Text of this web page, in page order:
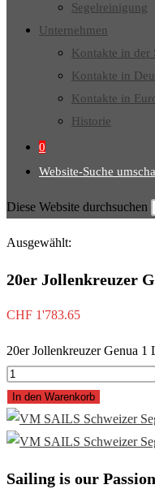
Segelreinigung
Unternehmen
Kontakte in der
Kontakte in
Kontakte in
Historie
0
Website-Suche
Diese Website durchsuchen
Ausgewählt:
20er Jollenkreuzer
CHF 1'783.65
20er Jollenkreuzer Genua 1
In den Warenkorb
Sailing is our